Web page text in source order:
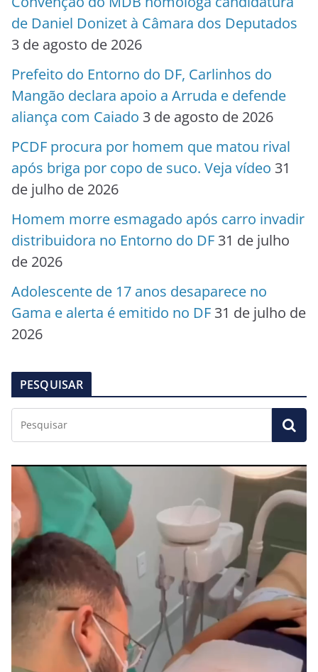
de Daniel Donizet à Câmara dos Deputados
3 de agosto de 2026
Prefeito do Entorno do DF, Carlinhos do
Mangão declara apoio a Arruda e defende
aliança com Caiado 3 de agosto de 2026
PCDF procura por homem que matou rival
após briga por copo de suco. Veja vídeo 31
de julho de 2026
Homem morre esmagado após carro invadir
distribuidora no Entorno do DF 31 de julho
de 2026
Adolescente de 17 anos desaparece no
Gama e alerta é emitido no DF 31 de julho de
2026
PESQUISAR